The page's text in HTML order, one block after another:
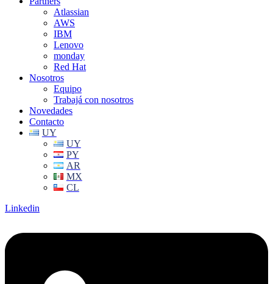
Atlassian
AWS
IBM
Lenovo
monday
Red Hat
Nosotros
Equipo
Trabajá con nosotros
Novedades
Contacto
UY
UY
PY
AR
MX
CL
Linkedin